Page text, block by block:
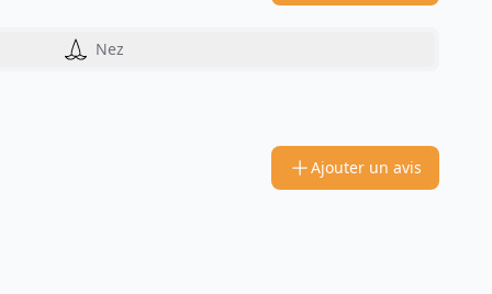
Nez
Ajouter un avis